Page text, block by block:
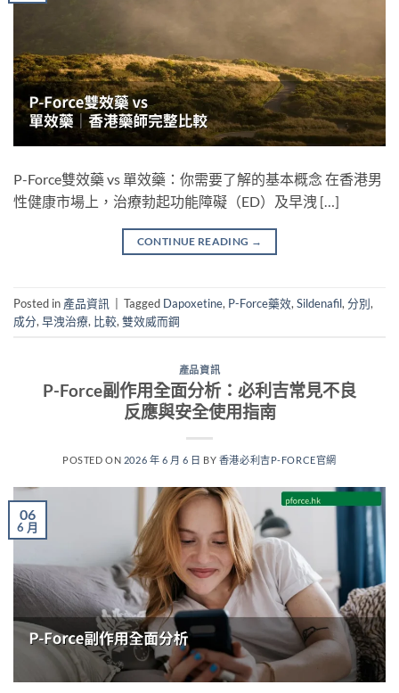
P-Force雙效藥 vs 單效藥：你需要了解的基本概念 在香港男
性健康市場上，治療勃起功能障礙（ED）及早洩 […]
CONTINUE READING →
Posted in 產品資訊 Tagged Dapoxetine, P-Force藥效, Sildenafil, 分別,
成分, 早洩治療, 比較, 雙效威而鋼
產品資訊
P-Force副作用全面分析：必利吉常見不良
反應與安全使用指南
POSTED ON 2026 年 6 月 6 日 BY 香港必利吉P-FORCE官網
06
6 月